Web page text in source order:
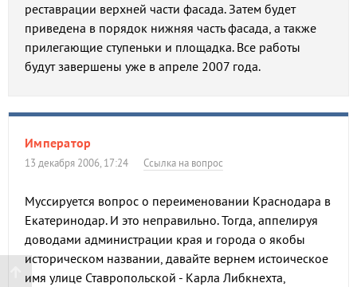
реставрации верхней части фасада. Затем будет
приведена в порядок нижняя часть фасада, а также
прилегающие ступеньки и площадка. Все работы
будут завершены уже в апреле 2007 года.
Император
13 декабря 2006, 17:24 Ссылка на вопрос
Муссируется вопрос о переименовании Краснодара в
Екатеринодар. И это неправильно. Тогда, аппелируя
доводами администрации края и города о якобы
историческом названии, давайте вернем истоическое
имя улице Ставропольской - Карла Либкнехта,